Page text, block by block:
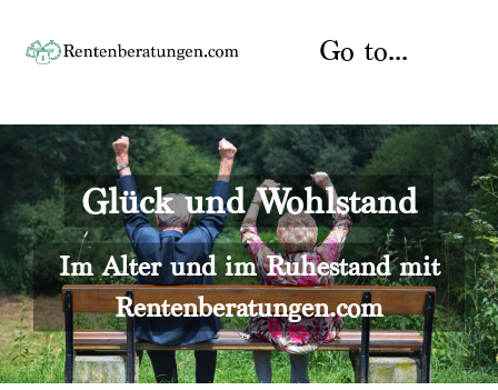
content
Go to...
Startseite
Rente
Rentenberater
Rentenversicherung
Versicherungsberatung
Über uns
Kontakt
Glück und Wohlstand
Im Alter und im Ruhestand mit
Rentenberatungen.com